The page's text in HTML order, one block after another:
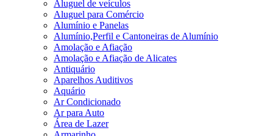
Aluguel de veículos
Aluguel para Comércio
Alumínio e Panelas
Alumínio,Perfil e Cantoneiras de Alumínio
Amolação e Afiação
Amolação e Afiação de Alicates
Antiquário
Aparelhos Auditivos
Aquário
Ar Condicionado
Ar para Auto
Área de Lazer